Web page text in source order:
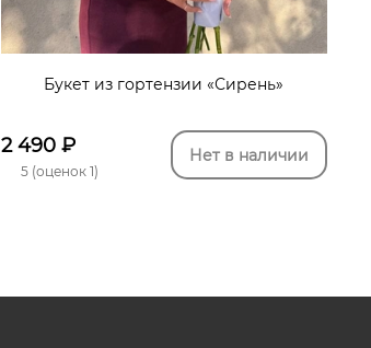
Букет из гортензии «Сирень»
2 490₽
5 (оценок 1)
Нет в наличии